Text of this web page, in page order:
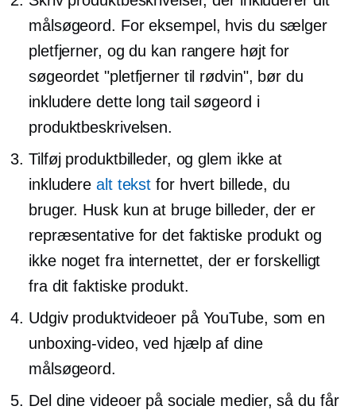
målsøgeord. For eksempel, hvis du sælger
pletfjerner, og du kan rangere højt for
søgeordet "pletfjerner til rødvin", bør du
inkludere dette long tail søgeord i
produktbeskrivelsen.
Tilføj produktbilleder, og glem ikke at
inkluderealt tekst for hvert billede, du
bruger. Husk kun at bruge billeder, der er
repræsentative for det faktiske produkt og
ikke noget fra internettet, der er forskelligt
fra dit faktiske produkt.
Udgiv produktvideoer på YouTube, som en
unboxing-video, ved hjælp af dine
målsøgeord.
Del dine videoer på sociale medier, så du får